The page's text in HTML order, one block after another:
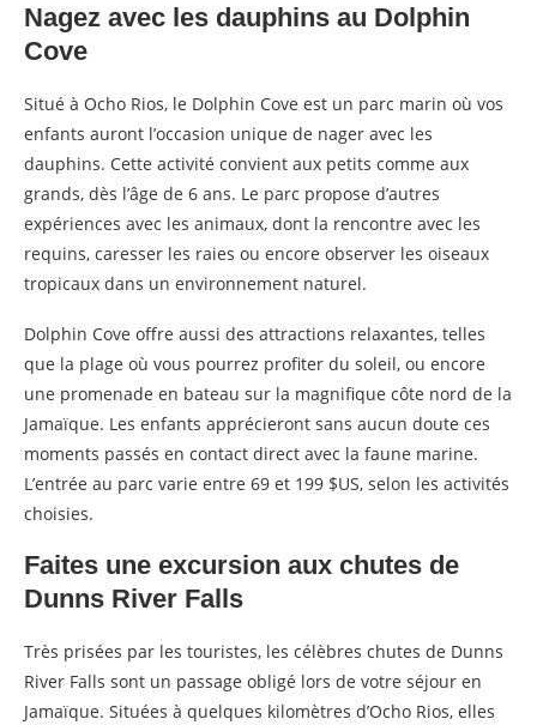
Nagez avec les dauphins au Dolphin
Cove
Situé à Ocho Rios, le Dolphin Cove est un parc marin où vos
enfants auront l’occasion unique de nager avec les
dauphins. Cette activité convient aux petits comme aux
grands, dès l’âge de 6 ans. Le parc propose d’autres
expériences avec les animaux, dont la rencontre avec les
requins, caresser les raies ou encore observer les oiseaux
tropicaux dans un environnement naturel.
Dolphin Cove offre aussi des attractions relaxantes, telles
que la plage où vous pourrez profiter du soleil, ou encore
une promenade en bateau sur la magnifique côte nord de la
Jamaïque. Les enfants apprécieront sans aucun doute ces
moments passés en contact direct avec la faune marine.
L’entrée au parc varie entre 69 et 199 $US, selon les activités
choisies.
Faites une excursion aux chutes de
Dunns River Falls
Très prisées par les touristes, les célèbres chutes de Dunns
River Falls sont un passage obligé lors de votre séjour en
Jamaïque. Situées à quelques kilomètres d’Ocho Rios, elles